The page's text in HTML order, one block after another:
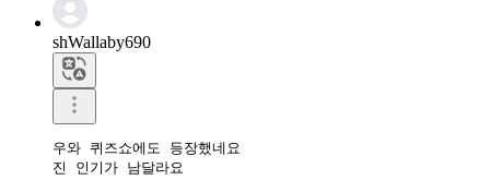
shWallaby690
우와 퀴즈쇼에도 등장했네요
진 인기가 남달라요